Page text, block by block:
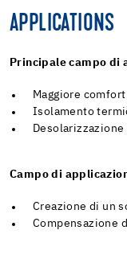
APPLICATIONS
Principale campo di
Maggiore
Isolamento
Desolarizzazione
Campo di
Creazione di un
Compensazione